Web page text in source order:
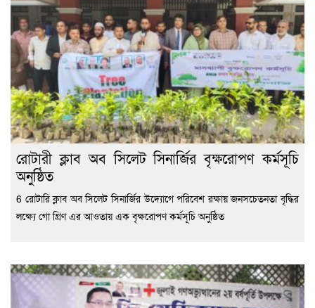
রোটারী ক্লাব অব সিলেট সিনার্জির বৃক্ষরোপণ কর্মসূচি
অনুষ্ঠিত
6 রোটারি ক্লাব অব সিলেট সিনার্জির উদ্যোগে পরিবেশ রক্ষায় জনসচেতনতা বৃদ্ধির
লক্ষ্যে গো গ্রিণ এর আওতায় এক বৃক্ষরোপণ কর্মসূচি অনুষ্ঠিত